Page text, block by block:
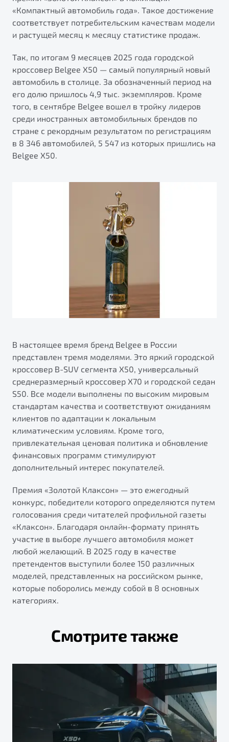
от 1 699 990 ₽*
Обзор В наличии
X70
от 2 499 990 ₽*
Подробно
Автомобили в наличии
Тест-драйв
Автокредит
Спецпредложения
Будьте еще более уверены на дорогах с программой
"Помощь на дорогах"
Преимущества программы
Клиентская поддержка
«Компактный автомобиль года». Такое достижение
соответствует потребительским качествам модели
и растущей месяц к месяцу статистике продаж.
Так, по итогам 9 месяцев 2025 года городской
кроссовер Belgee X50 — самый популярный новый
автомобиль в столице. За обозначенный период на
его долю пришлось 4,9 тыс. экземпляров. Кроме
того, в сентябре Belgee вошел в тройку лидеров
среди иностранных автомобильных брендов по
стране с рекордным результатом по регистрациям
в 8 346 автомобилей, 5 547 из которых пришлись на
Belgee Х50.
В настоящее время бренд Belgee в России
представлен тремя моделями. Это яркий городской
кроссовер B-SUV сегмента X50, универсальный
среднеразмерный кроссовер X70 и городской седан
S50. Все модели выполнены по высоким мировым
стандартам качества и соответствуют ожиданиям
клиентов по адаптации к локальным
климатическим условиям. Кроме того,
привлекательная ценовая политика и обновление
финансовых программ стимулируют
дополнительный интерес покупателей.
Премия «Золотой Клаксон» — это ежегодный
конкурс, победители которого определяются путем
голосования среди читателей профильной газеты
«Клаксон». Благодаря онлайн-формату принять
участие в выборе лучшего автомобиля может
любой желающий. В 2025 году в качестве
претендентов выступили более 150 различных
моделей, представленных на российском рынке,
которые поборолись между собой в 8 основных
категориях.
Смотрите также